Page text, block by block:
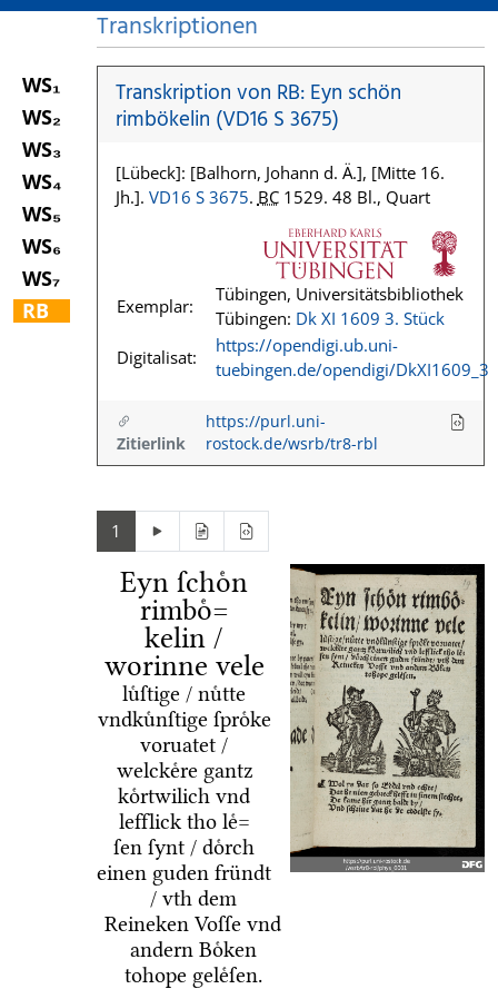
WS₁
WS₂
WS₃
WS₄
WS₅
WS₆
WS₇
RB
Transkriptionen
Transkription von RB: Eyn schön
rimbökelin (VD16 S 3675)
[Lübeck]: [Balhorn, Johann d. Ä.], [Mitte 16.
Jh.]. VD16 S 3675. BC1529. 48 Bl., Quart
Exemplar:
Tübingen, Universitätsbibliothek
Tübingen: Dk XI 1609 3. Stück
Digitalisat:
https://opendigi.ub.uni-
tuebingen.de/opendigi/DkXI1609_3
Zitierlink
https://purl.uni-
rostock.de/wsrb/tr8-rbl
1
Eyn ſchoͤn
rimboͤ=
kelin /
worinne vele
luͤſtige / nuͤtte
vndkuͤnſtige ſproͤke
voruatet /
welckeͤre gantz
koͤrtwilich vnd
lefflick tho leͤ=
ſen ſynt / doͤrch
einen guden fründt
/ vth dem
Reineken Voſſe vnd
andern Boͤken
tohope geleͤſen.